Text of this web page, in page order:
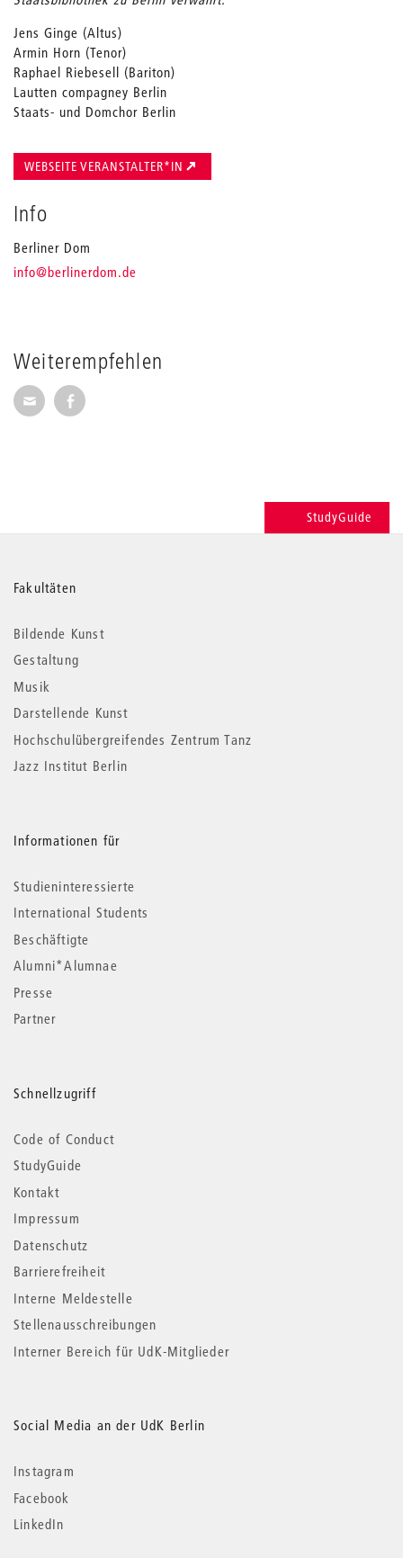
Weiterempfehlen
Seite per E-Mail weiterempfehlen
Seite auf Facebook weiterempfehlen
Jens Ginge (Altus)
Armin Horn (Tenor)
Raphael Riebesell (Bariton)
Lautten compagney Berlin
Staats- und Domchor Berlin
WEBSEITE VERANSTALTER*IN
Info
Berliner Dom
info_
@berlinerdom.de
StudyGuide
Weitere
Informationen
Fakultäten
Bildende Kunst
Gestaltung
Musik
Darstellende Kunst
Hochschulübergreifendes Zentrum Tanz
Jazz Institut Berlin
Informationen für
Studieninteressierte
International Students
Beschäftigte
Alumni*Alumnae
Presse
Partner
Schnellzugriff
Code of Conduct
StudyGuide
Kontakt
Impressum
Datenschutz
Barrierefreiheit
Interne Meldestelle
Stellenausschreibungen
Interner Bereich für UdK-Mitglieder
Social Media an der UdK Berlin
Instagram
Facebook
LinkedIn